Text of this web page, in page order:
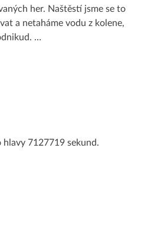
her. Naštěstí jsme se to
a netaháme vodu z kolene,
…
hlavy 7127719 sekund.